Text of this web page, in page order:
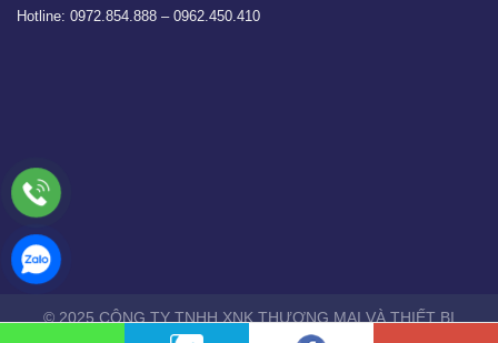
Hotline: 0972.854.888 – 0962.450.410
© 2025 CÔNG TY TNHH XNK THƯƠNG MẠI VÀ THIẾT BỊ